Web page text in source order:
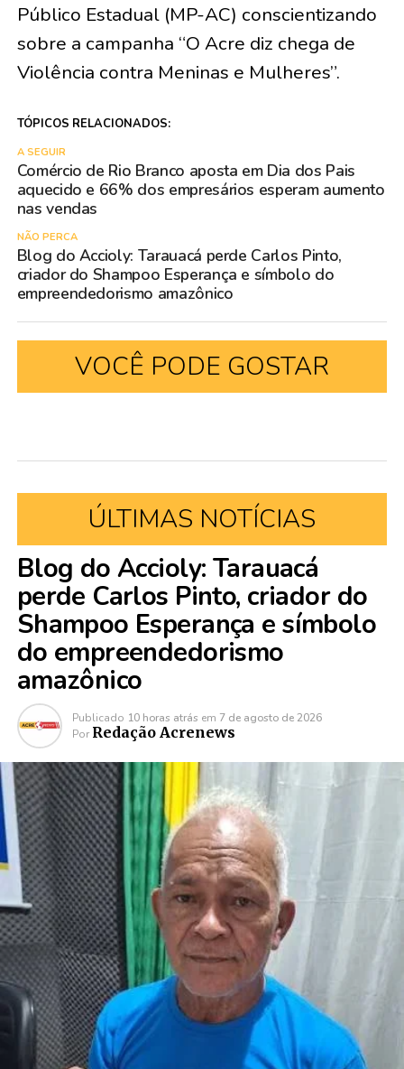
Público Estadual (MP-AC) conscientizando
sobre a campanha “O Acre diz chega de
Violência contra Meninas e Mulheres”.
TÓPICOS RELACIONADOS:
A SEGUIR
Comércio de Rio Branco aposta em Dia dos Pais
aquecido e 66% dos empresários esperam aumento
nas vendas
NÃO PERCA
Blog do Accioly: Tarauacá perde Carlos Pinto,
criador do Shampoo Esperança e símbolo do
empreendedorismo amazônico
VOCÊ PODE GOSTAR
ÚLTIMAS NOTÍCIAS
Blog do Accioly: Tarauacá
perde Carlos Pinto, criador do
Shampoo Esperança e símbolo
do empreendedorismo
amazônico
Publicado 10 horas atrás em 7 de agosto de 2026
Por Redação Acrenews